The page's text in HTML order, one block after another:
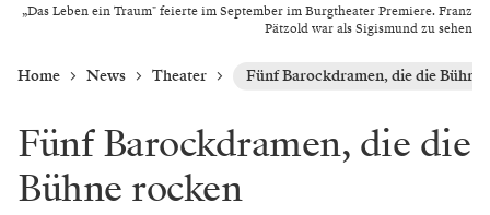
„Das Leben ein Traum" feierte im September im Burgtheater Premiere. Franz
Pätzold war als Sigismund zu sehen
Home News Theater Fünf Barockdramen, die die Bühne
Fünf Barockdramen, die die
Bühne rocken